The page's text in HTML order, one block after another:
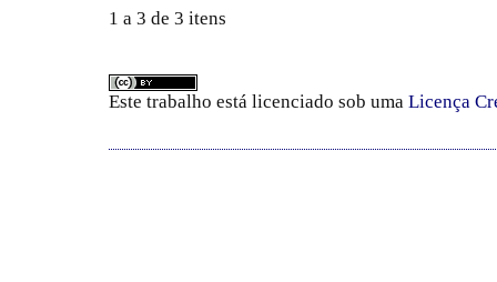
1 a 3 de 3 itens
Este trabalho está licenciado sob uma Licença